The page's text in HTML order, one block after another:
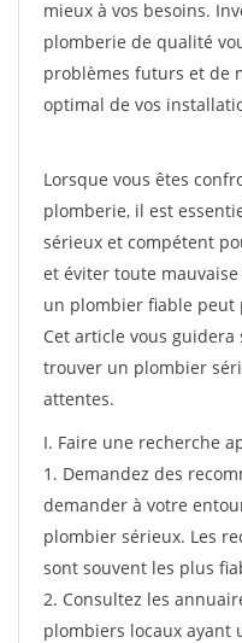
mieux à vos besoins.
plomberie de qualité
problèmes futurs et de
optimal de vos
Lorsque vous êtes
plomberie, il est
sérieux et compétent
et éviter toute
un plombier fiable peut
Cet article vous
trouver un plombier
attentes.
I. Faire une recherche
1. Demandez des
demander à votre
plombier sérieux. Les
sont souvent les plus
2. Consultez les
plombiers locaux ayant